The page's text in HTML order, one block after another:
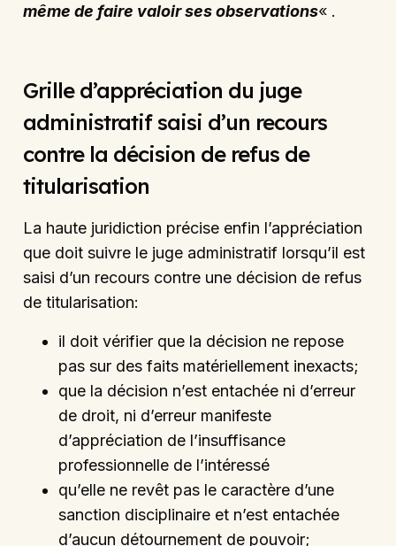
même de faire valoir ses observations« .
Grille d’appréciation du juge
administratif saisi d’un recours
contre la décision de refus de
titularisation
La haute juridiction précise enfin l’appréciation
que doit suivre le juge administratif lorsqu’il est
saisi d’un recours contre une décision de refus
de titularisation:
il doit vérifier que la décision ne repose
pas sur des faits matériellement inexacts;
que la décision n’est entachée ni d’erreur
de droit, ni d’erreur manifeste
d’appréciation de l’insuffisance
professionnelle de l’intéressé
qu’elle ne revêt pas le caractère d’une
sanction disciplinaire et n’est entachée
d’aucun détournement de pouvoir;